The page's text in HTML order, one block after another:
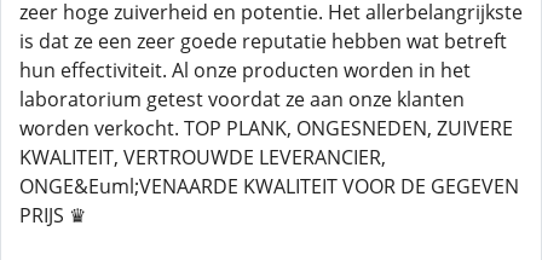
zeer hoge zuiverheid en potentie. Het allerbelangrijkste
is dat ze een zeer goede reputatie hebben wat betreft
hun effectiviteit. Al onze producten worden in het
laboratorium getest voordat ze aan onze klanten
worden verkocht. TOP PLANK, ONGESNEDEN, ZUIVERE
KWALITEIT, VERTROUWDE LEVERANCIER,
ONGE&Euml;VENAARDE KWALITEIT VOOR DE GEGEVEN
PRIJS ♛